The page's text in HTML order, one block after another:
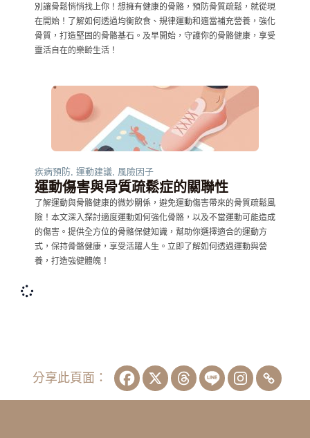
別讓骨鬆悄悄找上你！想擁有健康的骨骼，預防骨質疏鬆，就從現
在開始！了解如何透過均衡飲食、規律運動和適當補充營養，強化
骨質，打造堅固的骨骼基石。及早開始，守護你的骨骼健康，享受
靈活自在的樂齡生活！
疾病預防 運動建議 風險因子
運動傷害與骨質疏鬆症的關聯性
了解運動與骨骼健康的微妙關係，避免運動傷害帶來的骨質疏鬆風
險！本文深入探討適度運動如何強化骨骼，以及不當運動可能造成
的傷害。提供全方位的骨骼保健知識，幫助你選擇適合的運動方
式，保持骨骼健康，享受活躍人生。立即了解如何透過運動與營
養，打造強健體魄！
分享此頁面：